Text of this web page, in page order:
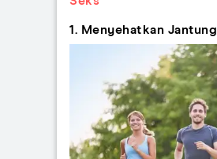
1. Menyehatkan Jantung